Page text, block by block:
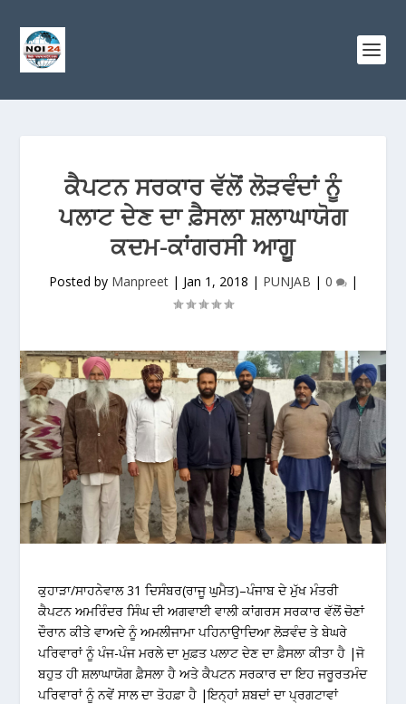
ਕੈਪਟਨ ਸਰਕਾਰ ਵੱਲੋਂ ਲੋੜਵੰਦਾਂ ਨੂੰ
ਪਲਾਟ ਦੇਣ ਦਾ ਫ਼ੈਸਲਾ ਸ਼ਲਾਘਾਯੋਗ
ਕਦਮ-ਕਾਂਗਰਸੀ ਆਗੂ
Posted by Manpreet| Jan 1, 2018 | PUNJAB | 0 |
ਕੁਹਾੜਾ/ਸਾਹਨੇਵਾਲ 31 ਦਿਸੰਬਰ(ਰਾਜੂ ਘੁਮੈਤ)–ਪੰਜਾਬ ਦੇ ਮੁੱਖ ਮੰਤਰੀ
ਕੈਪਟਨ ਅਮਰਿੰਦਰ ਸਿੰਘ ਦੀ ਅਗਵਾਈ ਵਾਲੀ ਕਾਂਗਰਸ ਸਰਕਾਰ ਵੱਲੋਂ ਚੋਣਾਂ
ਦੌਰਾਨ ਕੀਤੇ ਵਾਅਦੇ ਨੂੰ ਅਮਲੀਜਾਮਾ ਪਹਿਨਾਉਾਦਿਆ ਲੋੜਵੰਦ ਤੇ ਬੇਘਰੇ
ਪਰਿਵਾਰਾਂ ਨੂੰ ਪੰਜ-ਪੰਜ ਮਰਲੇ ਦਾ ਮੁਫ਼ਤ ਪਲਾਟ ਦੇਣ ਦਾ ਫ਼ੈਸਲਾ ਕੀਤਾ ਹੈ |ਜੋ
ਬਹੁਤ ਹੀ ਸ਼ਲਾਘਾਯੋਗ ਫ਼ੈਸਲਾ ਹੈ ਅਤੇ ਕੈਪਟਨ ਸਰਕਾਰ ਦਾ ਇਹ ਜਰੂਰਤਮੰਦ
ਪਰਿਵਾਰਾਂ ਨੂੰ ਨਵੇਂ ਸਾਲ ਦਾ ਤੋਹਫ਼ਾ ਹੈ |ਇਨ੍ਹਾਂ ਸ਼ਬਦਾਂ ਦਾ ਪ੍ਰਗਟਾਵਾਂ